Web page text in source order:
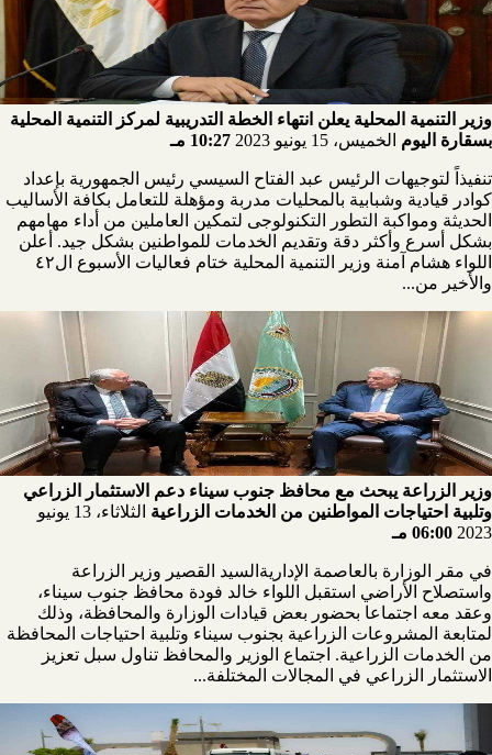
وزير التنمية المحلية يعلن انتهاء الخطة التدريبية لمركز التنمية المحلية
بسقارة اليوم الخميس، 15 يونيو 2023 10:27 مـ
تنفيذاً لتوجيهات الرئيس عبد الفتاح السيسي رئيس الجمهورية بإعداد
كوادر قيادية وشبابية بالمحليات مدربة ومؤهلة للتعامل بكافة الأساليب
الحديثة ومواكبة التطور التكنولوجى لتمكين العاملين من أداء مهامهم
بشكل أسرع وأكثر دقة وتقديم الخدمات للمواطنين بشكل جيد. أعلن
اللواء هشام آمنة وزير التنمية المحلية ختام فعاليات الأسبوع ال٤٢
والأخير من...
وزير الزراعة يبحث مع محافظ جنوب سيناء دعم الاستثمار الزراعي
وتلبية احتياجات المواطنين من الخدمات الزراعية
الثلاثاء، 13 يونيو
2023 06:00 مـ
في مقر الوزارة بالعاصمة الإداريةالسيد القصير وزير الزراعة
واستصلاح الأراضي استقبل اللواء خالد فودة محافظ جنوب سيناء،
وعقد معه اجتماعا بحضور بعض قيادات الوزارة والمحافظة، وذلك
لمتابعة المشروعات الزراعية بجنوب سيناء وتلبية احتياجات المحافظة
من الخدمات الزراعية. اجتماع الوزير والمحافظ تناول سبل تعزيز
الاستثمار الزراعي في المجالات المختلفة...